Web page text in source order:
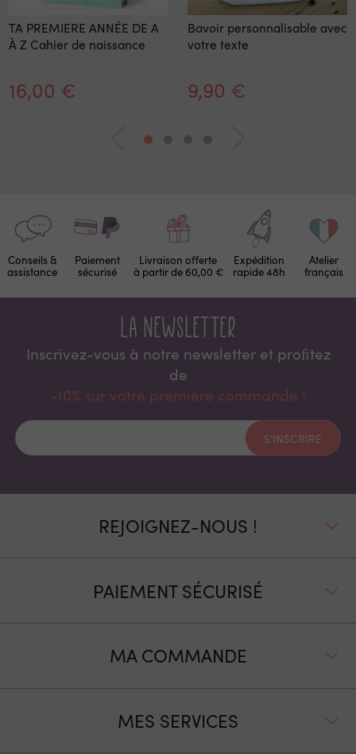
TA PREMIERE ANNÉE DE A
À Z Cahier de naissance
16,00 €
Bavoir personnalisable avec
votre texte
9,90 €
Conseils &
assistance
Paiement
sécurisé
Livraison offerte
à partir de 60,00 €
Expédition
rapide 48h
Atelier
français
La newsletter
Inscrivez-vous à notre newsletter et proﬁtez
de
-10% sur votre première commande !
S'INSCRIRE
REJOIGNEZ-NOUS !
PAIEMENT SÉCURISÉ
MA COMMANDE
MES SERVICES